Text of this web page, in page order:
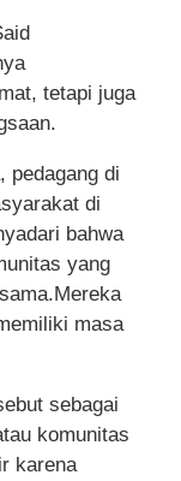
tetapi juga
pedagang di
di
bahwa
yang
masa
sebagai
komunitas
karena